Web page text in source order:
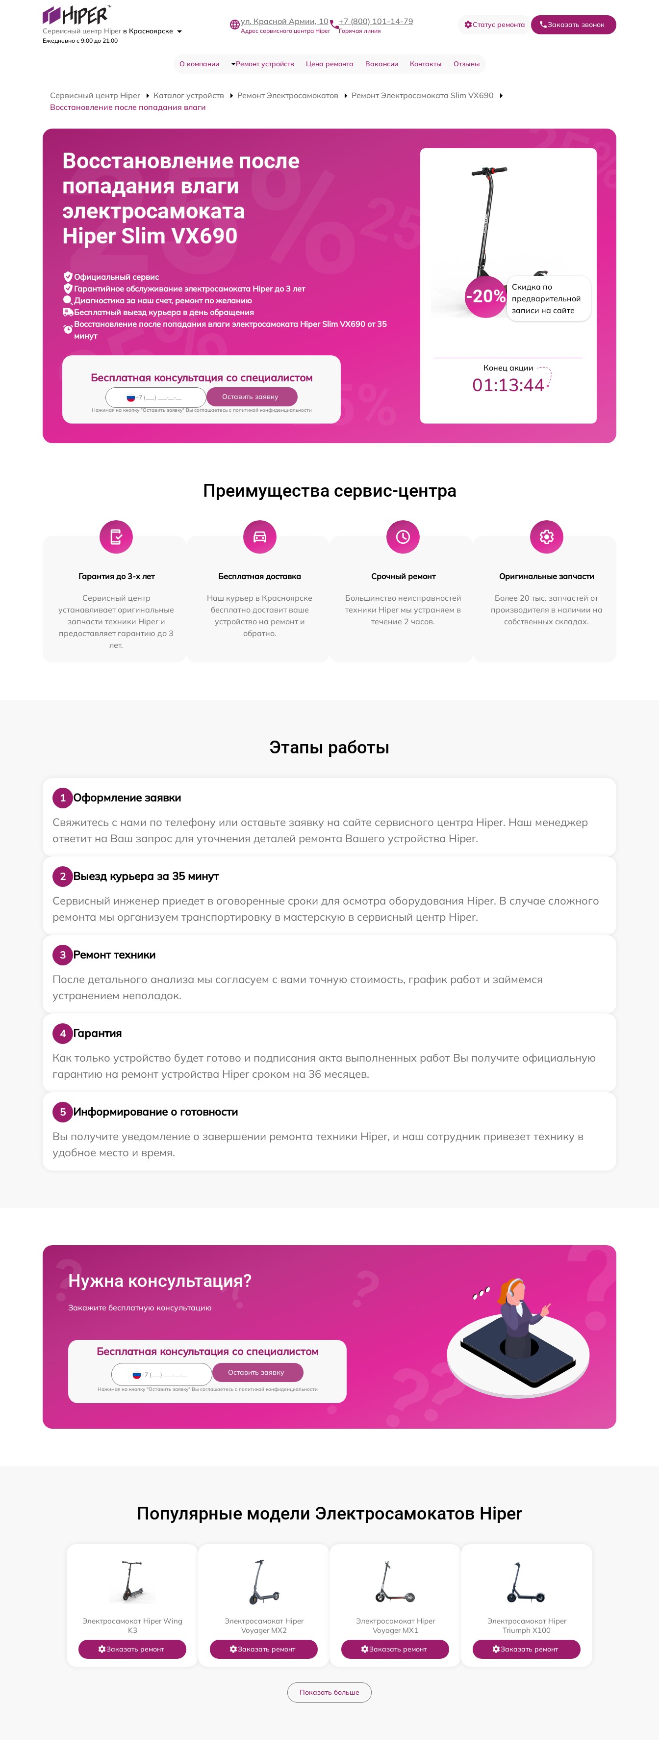
Сервисный центр Hiper в Красноярске
Ежедневно с 9:00 до 21:00
ул. Красной Армии, 10
Адрес сервисного центра Hiper
+7 (800) 101-14-79
Горячая линия
Статус ремонта Заказать звонок
О компании Ремонт устройств Цена ремонта Вакансии Контакты Отзывы
Сервисный центр Hiper Каталог устройств Ремонт Электросамокатов
Ремонт Электросамоката Slim VX690
Восстановление после попадания влаги
Восстановление после
попадания влаги
электросамоката
Hiper Slim VX690
Официальный сервис
Гарантийное обслуживание электросамоката Hiper до 3 лет
Диагностика за наш счет, ремонт по желанию
Бесплатный выезд курьера в день обращения
Восстановление после попадания влаги электросамоката Hiper Slim VX690 от 35
минут
Бесплатная консультация со специалистом
Оставить заявку
Нажимая на кнопку "Оставить заявку" Вы соглашаетесь c политикой конфиденциальности
-20%
Скидка по
предварительной
записи на сайте
Конец акции
01:13:43
Преимущества сервис-центра
Гарантия до 3-х лет
Сервисный центр
устанавливает оригинальные
запчасти техники Hiper и
предоставляет гарантию до 3
лет.
Бесплатная доставка
Наш курьер в Красноярске
бесплатно доставит ваше
устройство на ремонт и
обратно.
Срочный ремонт
Большинство неисправностей
техники Hiper мы устраняем в
течение 2 часов.
Оригинальные запчасти
Более 20 тыс. запчастей от
производителя в наличии на
собственных складах.
Этапы работы
1
Оформление заявки
Свяжитесь с нами по телефону или оставьте заявку на сайте сервисного центра Hiper. Наш менеджер
ответит на Ваш запрос для уточнения деталей ремонта Вашего устройства Hiper.
2
Выезд курьера за 35 минут
Сервисный инженер приедет в оговоренные сроки для осмотра оборудования Hiper. В случае сложного
ремонта мы организуем транспортировку в мастерскую в сервисный центр Hiper.
3
Ремонт техники
После детального анализа мы согласуем с вами точную стоимость, график работ и займемся
устранением неполадок.
4
Гарантия
Как только устройство будет готово и подписания акта выполненных работ Вы получите официальную
гарантию на ремонт устройства Hiper сроком на 36 месяцев.
5
Информирование о готовности
Вы получите уведомление о завершении ремонта техники Hiper, и наш сотрудник привезет технику в
удобное место и время.
Нужна консультация?
Закажите бесплатную консультацию
Бесплатная консультация со специалистом
Оставить заявку
Нажимая на кнопку "Оставить заявку" Вы соглашаетесь c политикой конфиденциальности
Популярные модели Электросамокатов Hiper
Электросамокат Hiper Wing
K3
Заказать ремонт
Электросамокат Hiper
Voyager MX2
Заказать ремонт
Электросамокат Hiper
Voyager MX1
Заказать ремонт
Электросамокат Hiper
Triumph X100
Заказать ремонт
Показать больше